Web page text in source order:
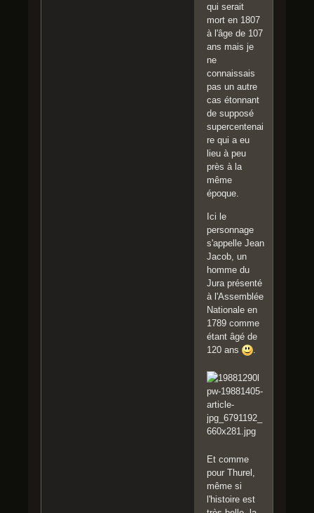
qui serait
mort en 1807
à l'âge de 107
ans mais je
ne
connaissais
pas un autre
cas étonnant
de supposé
supercentenai
re qui a eu
lieu à peu
près à la
même
époque.
Ici le
personnage
s'appelle Jean
Jacob, un
homme du
Jura présenté
à l'Assemblée
Nationale en
1789 comme
étant âgé de
120 ans
.
Et comme
pour Thurel,
même si
l'histoire est